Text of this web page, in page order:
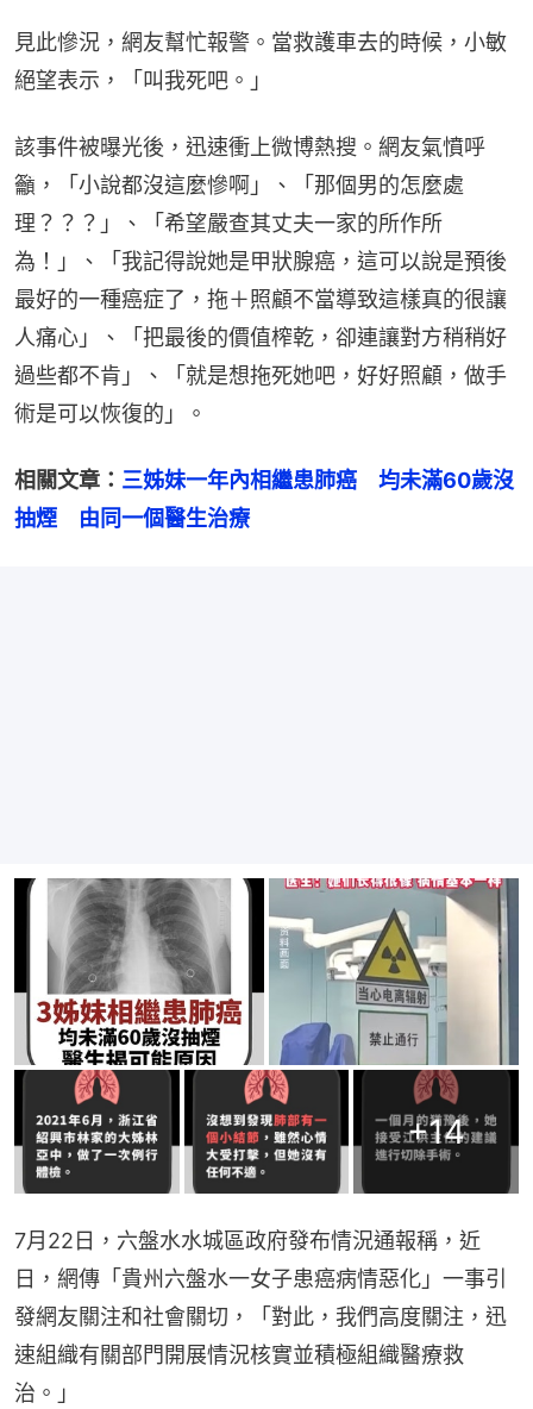
見此慘況，網友幫忙報警。當救護車去的時候，小敏
絕望表示，「叫我死吧。」
該事件被曝光後，迅速衝上微博熱搜。網友氣憤呼
籲，「小說都沒這麼慘啊」、「那個男的怎麼處
理？？？」、「希望嚴查其丈夫一家的所作所
為！」、「我記得說她是甲狀腺癌，這可以說是預後
最好的一種癌症了，拖＋照顧不當導致這樣真的很讓
人痛心」、「把最後的價值榨乾，卻連讓對方稍稍好
過些都不肯」、「就是想拖死她吧，好好照顧，做手
術是可以恢復的」。
相關文章： 三姊妹一年內相繼患肺癌　均未滿60歲沒
抽煙　由同一個醫生治療
+14
7月22日，六盤水水城區政府發布情況通報稱，近
日，網傳「貴州六盤水一女子患癌病情惡化」一事引
發網友關注和社會關切，「對此，我們高度關注，迅
速組織有關部門開展情況核實並積極組織醫療救
治。」